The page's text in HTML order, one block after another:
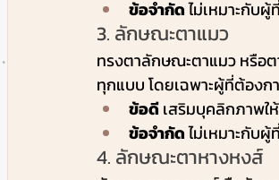
ข้อจำกัด ไม่เหมาะกับผู้
3. ลักษณะตาแมว
ทรงตาลักษณะตาแมว หรือต
ทุกแบบ โดยเฉพาะผู้ที่ต้อง
ข้อดี เสริมบุคลิกภาพใ
ข้อจำกัด ไม่เหมาะกับผู้
4. ลักษณะตาหางหงส์